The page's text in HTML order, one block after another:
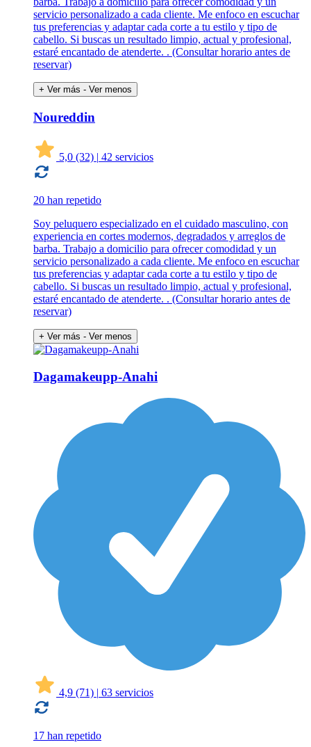
servicio personalizado a cada cliente. Me enfoco en escuchar
tus preferencias y adaptar cada corte a tu estilo y tipo de
cabello. Si buscas un resultado limpio, actual y profesional,
estaré encantado de atenderte. . (Consultar horario antes de
reservar)
+ Ver más - Ver menos
Noureddin
5,0 (32) | 42 servicios
20 han repetido
Soy peluquero especializado en el cuidado masculino, con
experiencia en cortes modernos, degradados y arreglos de
barba. Trabajo a domicilio para ofrecer comodidad y un
servicio personalizado a cada cliente. Me enfoco en escuchar
tus preferencias y adaptar cada corte a tu estilo y tipo de
cabello. Si buscas un resultado limpio, actual y profesional,
estaré encantado de atenderte. . (Consultar horario antes de
reservar)
+ Ver más - Ver menos
Dagamakeupp-Anahi
4,9 (71) | 63 servicios
17 han repetido